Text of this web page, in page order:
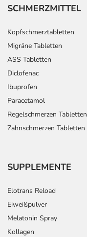
SCHMERZMITTEL
Kopfschmerztabletten
Migräne Tabletten
ASS Tabletten
Diclofenac
Ibuprofen
Paracetamol
Regelschmerzen Tabletten
Zahnschmerzen Tabletten
SUPPLEMENTE
Elotrans Reload
Eiweißpulver
Melatonin Spray
Kollagen